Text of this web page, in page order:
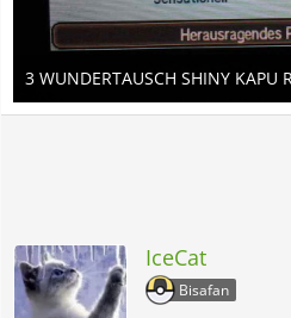
3 WUNDERTAUSCH SHINY KAPU
18. Mai 2017
IceCat
Bisafan